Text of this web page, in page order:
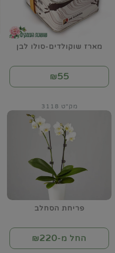
מארז שוקולדים-סולו לבן
₪55
פריחת הסחלב
מק"ט 3118
החל מ-₪220